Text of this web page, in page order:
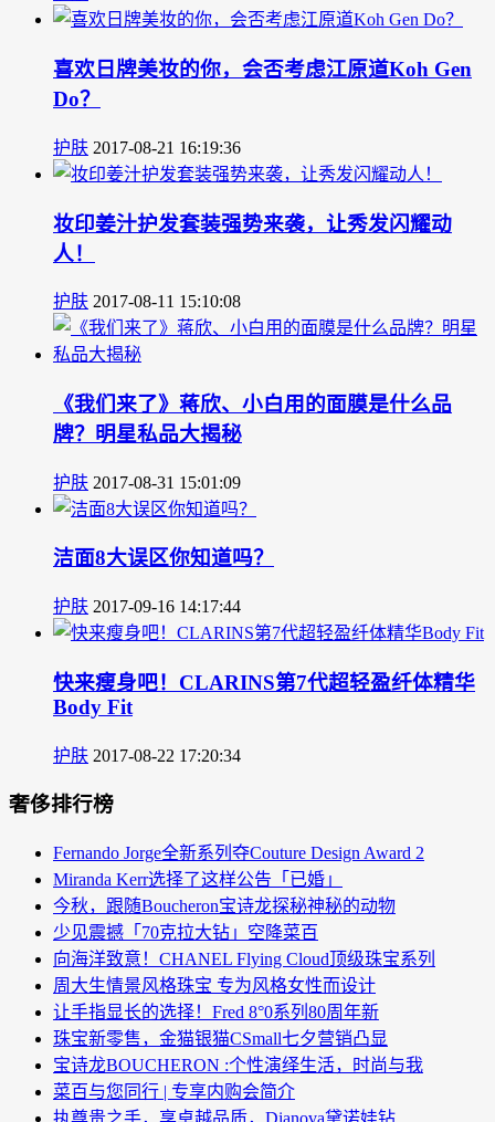
喜欢日牌美妆的你，会否考虑江原道Koh Gen
Do？
护肤 2017-08-21 16:19:36
妆印姜汁护发套装强势来袭，让秀发闪耀动
人！
护肤 2017-08-11 15:10:08
《我们来了》蒋欣、小白用的面膜是什么品
牌？明星私品大揭秘
护肤 2017-08-31 15:01:09
洁面8大误区你知道吗？
护肤 2017-09-16 14:17:44
快来瘦身吧！CLARINS第7代超轻盈纤体精华
Body Fit
护肤 2017-08-22 17:20:34
奢侈排行榜
Fernando Jorge全新系列夺Couture Design Award 2
Miranda Kerr选择了这样公告「已婚」
今秋，跟随Boucheron宝诗龙探秘神秘的动物
少见震撼「70克拉大钻」空降菜百
向海洋致意！CHANEL Flying Cloud顶级珠宝系列
周大生情景风格珠宝 专为风格女性而设计
让手指显长的选择！Fred 8°0系列80周年新
珠宝新零售，金猫银猫CSmall七夕营销凸显
宝诗龙BOUCHERON :个性演绎生活，时尚与我
菜百与您同行 | 专享内购会简介
执尊贵之手，享卓越品质，Dianova黛诺娃钻